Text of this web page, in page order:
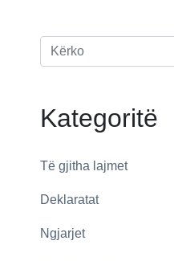
Kategoritë
Të gjitha lajmet
Deklaratat
Ngjarjet